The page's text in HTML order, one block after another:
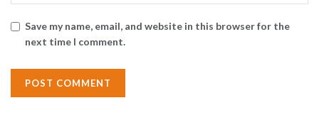
Save my name, email, and website in this browser for the
next time I comment.